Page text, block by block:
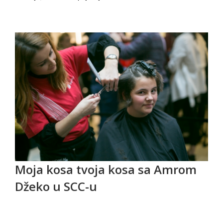
Moja kosa tvoja kosa sa Amrom
Džeko u SCC-u